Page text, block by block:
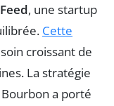
Feed, une startup
Cette
croissant de
La stratégie
a porté